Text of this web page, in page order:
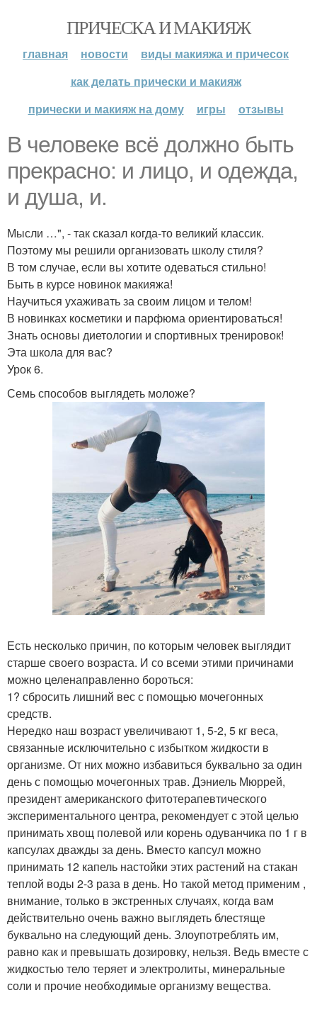
ПРИЧЕСКА И МАКИЯЖ
главная новости
виды макияжа и причесок
как делать прически и макияж
прически и макияж на дому
игры отзывы
В человеке всё должно быть
прекрасно: и лицо, и одежда,
и душа, и.
Мысли …", - так сказал когда-то великий классик.
Поэтому мы решили организовать школу стиля?
В том случае, если вы хотите одеваться стильно!
Быть в курсе новинок макияжа!
Научиться ухаживать за своим лицом и телом!
В новинках косметики и парфюма ориентироваться!
Знать основы диетологии и спортивных тренировок!
Эта школа для вас?
Урок 6.
Семь способов выглядеть моложе?
Есть несколько причин, по которым человек выглядит
старше своего возраста. И со всеми этими причинами
можно целенаправленно бороться:
1? сбросить лишний вес с помощью мочегонных
средств.
Нередко наш возраст увеличивают 1, 5-2, 5 кг веса,
связанные исключительно с избытком жидкости в
организме. От них можно избавиться буквально за один
день с помощью мочегонных трав. Дэниель Мюррей,
президент американского фитотерапевтического
экспериментального центра, рекомендует с этой целью
принимать хвощ полевой или корень одуванчика по 1 г в
капсулах дважды за день. Вместо капсул можно
принимать 12 капель настойки этих растений на стакан
теплой воды 2-3 раза в день. Но такой метод применим ,
внимание, только в экстренных случаях, когда вам
действительно очень важно выглядеть блестяще
буквально на следующий день. Злоупотреблять им,
равно как и превышать дозировку, нельзя. Ведь вместе с
жидкостью тело теряет и электролиты, минеральные
соли и прочие необходимые организму вещества.